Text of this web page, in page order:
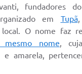
fundadores
em Tupã,
O nome faz
mesmo nome,
e amarela,